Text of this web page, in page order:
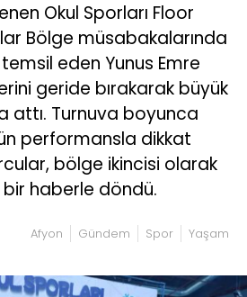
Okul Sporları Floor
Bölge müsabakalarında
eden Yunus Emre
geride bırakarak büyük
attı. Turnuva boyunca
performansla dikkat
bölge ikincisi olarak
haberle döndü.
Afyon Gündem Spor Yaşam